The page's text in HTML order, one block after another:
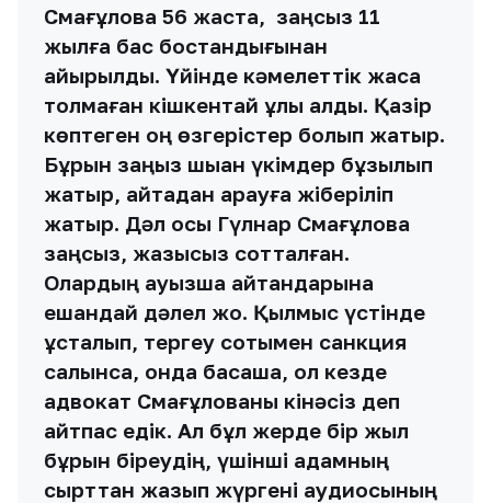
Смағұлова 56 жаста, заңсыз 11
жылға бас бостандығынан
айырылды. Үйінде кәмелеттік жасқа
толмаған кішкентай ұлы қалды. Қазір
көптеген оң өзгерістер болып жатыр.
Бұрын заңыз шыққан үкімдер бұзылып
жатыр, қайтадан қарауға жіберіліп
жатыр. Дәл осы Гүлнар Смағұлова
заңсыз, жазықсыз сотталған.
Олардың ауызша айтқандарына
ешқандай дәлел жоқ. Қылмыс үстінде
ұсталып, тергеу сотымен санкция
салынса, онда басқаша, ол кезде
адвокат Смағұлованы кінәсіз деп
айтпас едік. Ал бұл жерде бір жыл
бұрын біреудің, үшінші адамның
сырттан жазып жүргені аудиосының